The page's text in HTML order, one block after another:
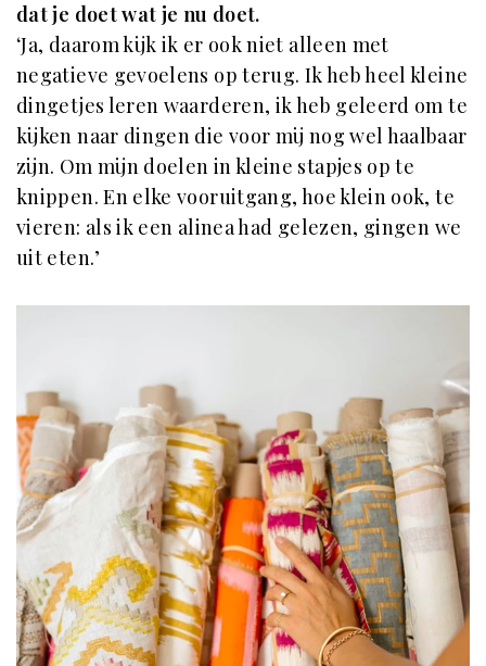
dat je doet wat je nu doet.
‘Ja, daarom kijk ik er ook niet alleen met
negatieve gevoelens op terug. Ik heb heel kleine
dingetjes leren waarderen, ik heb geleerd om te
kijken naar dingen die voor mij nog wel haalbaar
zijn. Om mijn doelen in kleine stapjes op te
knippen. En elke vooruitgang, hoe klein ook, te
vieren: als ik een alinea had gelezen, gingen we
uit eten.’